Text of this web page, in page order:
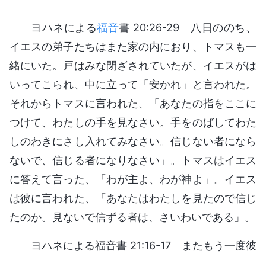
ヨハネによる福音書 20:26-29 八日ののち、
イエスの弟子たちはまた家の内におり、トマスも一
緒にいた。戸はみな閉ざされていたが、イエスがは
いってこられ、中に立って「安かれ」と言われた。
それからトマスに言われた、「あなたの指をここに
つけて、わたしの手を見なさい。手をのばしてわた
しのわきにさし入れてみなさい。信じない者になら
ないで、信じる者になりなさい」。トマスはイエス
に答えて言った、「わが主よ、わが神よ」。イエス
は彼に言われた、「あなたはわたしを見たので信じ
たのか。見ないで信ずる者は、さいわいである」。
ヨハネによる福音書 21:16-17 またもう一度彼